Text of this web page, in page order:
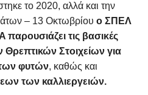
το 2020, αλλά και την
– 13 Οκτωβρίου ο ΣΠΕΛ
τις βασικές
Θρεπτικών Στοιχείων για
φυτών, καθώς και
των καλλιεργειών.